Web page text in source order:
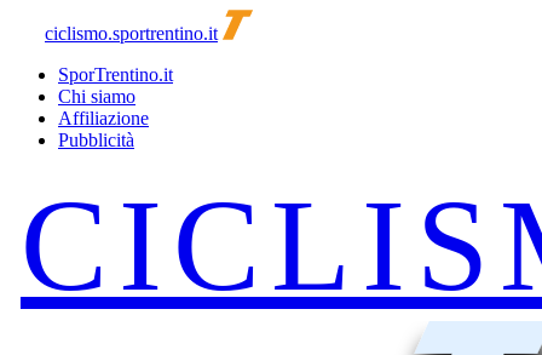
ciclismo.sportrentino.it
SporTrentino.it
Chi siamo
Affiliazione
Pubblicità